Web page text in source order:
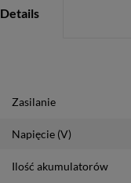
Details
Zasilanie
Napięcie (V)
Ilość akumulatorów